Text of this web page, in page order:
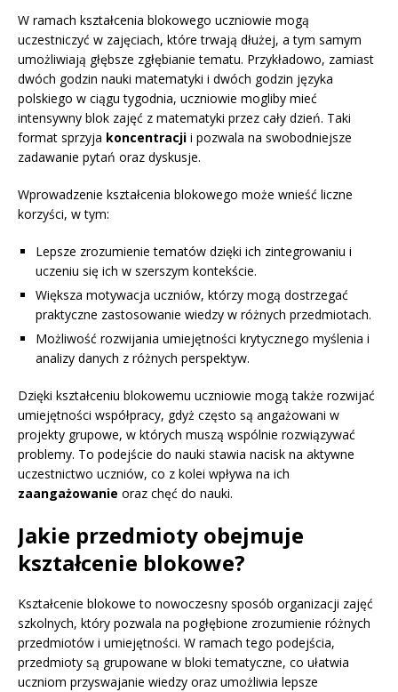
W ramach kształcenia blokowego uczniowie mogą
uczestniczyć w zajęciach, które trwają dłużej, a tym samym
umożliwiają głębsze zgłębianie tematu. Przykładowo, zamiast
dwóch godzin nauki matematyki i dwóch godzin języka
polskiego w ciągu tygodnia, uczniowie mogliby mieć
intensywny blok zajęć z matematyki przez cały dzień. Taki
format sprzyja koncentracji i pozwala na swobodniejsze
zadawanie pytań oraz dyskusje.
Wprowadzenie kształcenia blokowego może wnieść liczne
korzyści, w tym:
Lepsze zrozumienie tematów dzięki ich zintegrowaniu i
uczeniu się ich w szerszym kontekście.
Większa motywacja uczniów, którzy mogą dostrzegać
praktyczne zastosowanie wiedzy w różnych przedmiotach.
Możliwość rozwijania umiejętności krytycznego myślenia i
analizy danych z różnych perspektyw.
Dzięki kształceniu blokowemu uczniowie mogą także rozwijać
umiejętności współpracy, gdyż często są angażowani w
projekty grupowe, w których muszą wspólnie rozwiązywać
problemy. To podejście do nauki stawia nacisk na aktywne
uczestnictwo uczniów, co z kolei wpływa na ich
zaangażowanie oraz chęć do nauki.
Jakie przedmioty obejmuje
kształcenie blokowe?
Kształcenie blokowe to nowoczesny sposób organizacji zajęć
szkolnych, który pozwala na pogłębione zrozumienie różnych
przedmiotów i umiejętności. W ramach tego podejścia,
przedmioty są grupowane w bloki tematyczne, co ułatwia
uczniom przyswajanie wiedzy oraz umożliwia lepsze